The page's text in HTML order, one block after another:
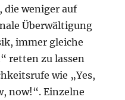
die weniger auf
Überwältigung
immer gleiche
retten zu lassen
wie „Yes,
now!“. Einzelne